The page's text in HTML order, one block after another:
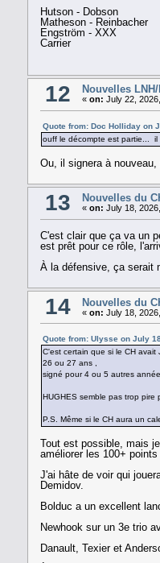
Hutson - Dobson
Matheson - Reinbacher
Engström - XXX
Carrier
12 Nouvelles
« on: July 22,
Quote from: Doc Holliday on
ouff le décompte est partie... il
Ou, il signera à
13 Nouvelles du
« on: July 18,
C'est clair que ça va un
est prêt pour ce rôle,
À la défensive, ça serait
14 Nouvelles du
« on: July 18,
Quote from: Ulysse on July
C'est certain que si le CH
26 ou 27 ans ,
signé pour 4 ou 5 autres
HUGHES semble pas trop
P.S. Même si le CH aura un
Tout est possible, mais
améliorer les 100+
J'ai hâte de voir qui
Demidov.
Bolduc a un excellent
Newhook sur un 3e trio
Danault, Texier et